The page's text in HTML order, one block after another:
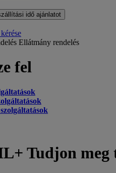
idő ajánlatot
Ellátmány rendelés
fel
Tudjon meg